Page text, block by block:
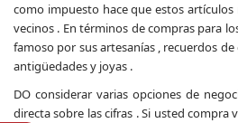
como impuesto hace que estos artículos
vecinos . En términos de compras para
famoso por sus artesanías , recuerdos
antigüedades y joyas .
DO considerar varias opciones de
directa sobre las cifras . Si usted compra